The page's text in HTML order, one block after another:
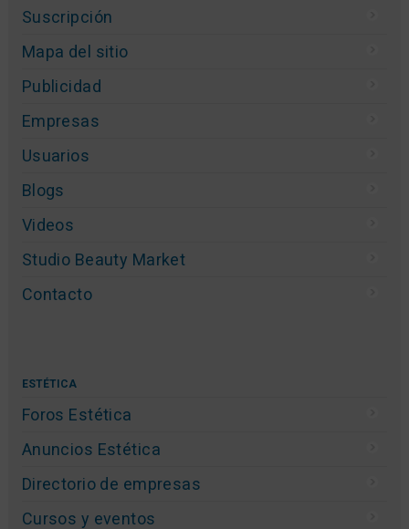
Suscripción
Mapa del sitio
Publicidad
Empresas
Usuarios
Blogs
Videos
Studio Beauty Market
Contacto
ESTÉTICA
Foros Estética
Anuncios Estética
Directorio de empresas
Cursos y eventos